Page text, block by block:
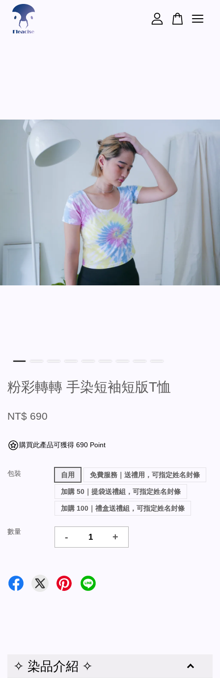
粉彩轉轉 手染短袖短版T恤
NT$ 690
購買此產品可獲得 690 Point
包裝 自用 免費服務｜送禮用，可指定姓名封條
加購 50｜提袋送禮組，可指定姓名封條
加購 100｜禮盒送禮組，可指定姓名封條
數量 - +
✧ 染品介紹 ✧